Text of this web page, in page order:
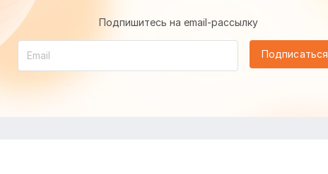
Подпишитесь на email-рассылку
Подписаться